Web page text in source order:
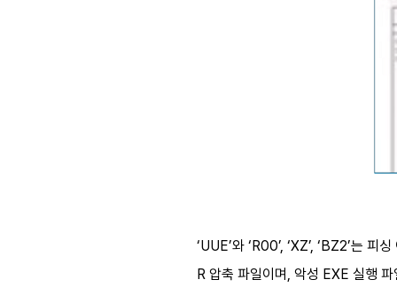
‘UUE’와 ‘R00’, ‘XZ’, ‘BZ2’는 피싱
R 압축 파일이며 , 악성 EXE 실행 파